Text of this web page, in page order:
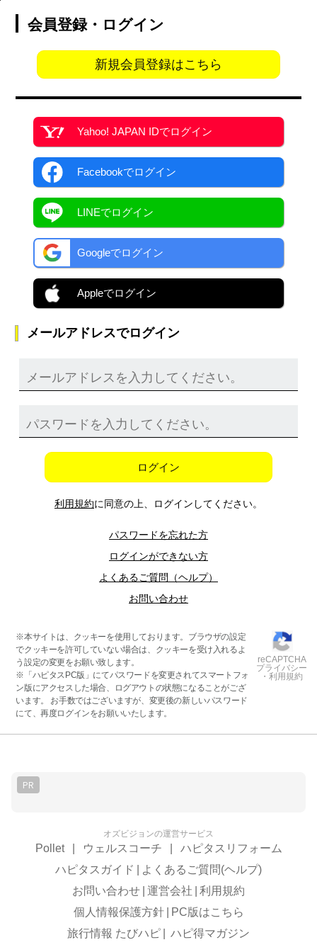
会員登録・ログイン
新規会員登録はこちら
Yahoo! JAPAN IDでログイン
Facebookでログイン
LINEでログイン
Googleでログイン
Appleでログイン
メールアドレスでログイン
ログイン
利用規約に同意の上、ログインしてください。
パスワードを忘れた方
ログインができない方
よくあるご質問（ヘルプ）
お問い合わせ
※本サイトは、クッキーを使用しております。ブラウザの設定
でクッキーを許可していない場合は、クッキーを受け入れるよ
う設定の変更をお願い致します。
※「ハピタスPC版」にてパスワードを変更されてスマートフォ
ン版にアクセスした場合、ログアウトの状態になることがござ
います。 お手数ではございますが、変更後の新しいパスワード
にて、再度ログインをお願いいたします。
reCAPTCHA
プライバシー
・利用規約
PR
オズビジョンの運営サービス
Pollet ウェルスコーチ
ハピタスリフォーム
ハピタスガイド
よくあるご質問(ヘルプ)
お問い合わせ 運営会社
利用規約
個人情報保護方針
PC版はこちら
旅行情報 たびハピ
ハピ得マガジン